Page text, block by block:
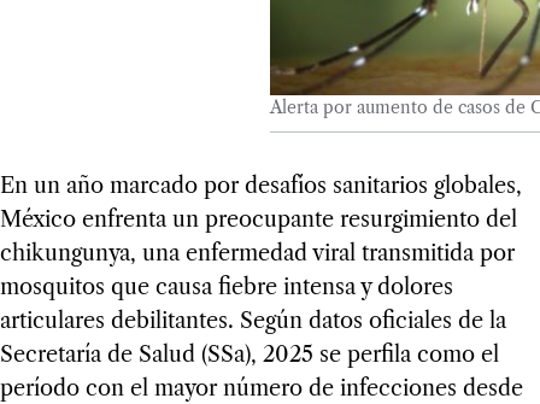
Alerta por aumento de casos de
En un año marcado por desafíos sanitarios globales,
México enfrenta un preocupante resurgimiento del
chikungunya, una enfermedad viral transmitida por
mosquitos que causa fiebre intensa y dolores
articulares debilitantes. Según datos oficiales de la
Secretaría de Salud (SSa), 2025 se perfila como el
período con el mayor número de infecciones desde